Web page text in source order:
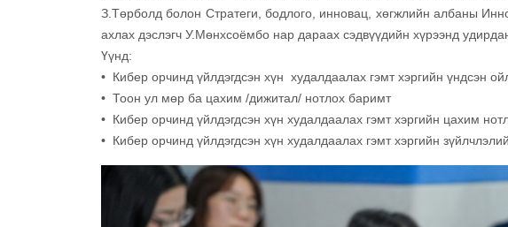
З.Төрболд болон Стратеги, бодлого, инновац, хөгжлийн албаны
ахлах дэслэгч У.Мөнхсоёмбо нар дараах сэдвүүдийн хүрээнд
Үүнд:
• Кибер орчинд үйлдэгдсэн хүн худалдаалах гэмт хэргийн үндсэн
• Тоон ул мөр ба цахим /дижитал/ нотлох баримт
• Кибер орчинд үйлдэгдсэн хүн худалдаалах гэмт хэргийн цахим
• Кибер орчинд үйлдэгдсэн хүн худалдаалах гэмт хэргийн